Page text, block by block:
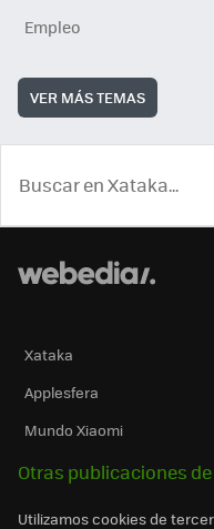
Empleo
VER MÁS TEMAS
Xataka
Applesfera
Mundo Xiaomi
Otras publicaciones
Utilizamos cookies de